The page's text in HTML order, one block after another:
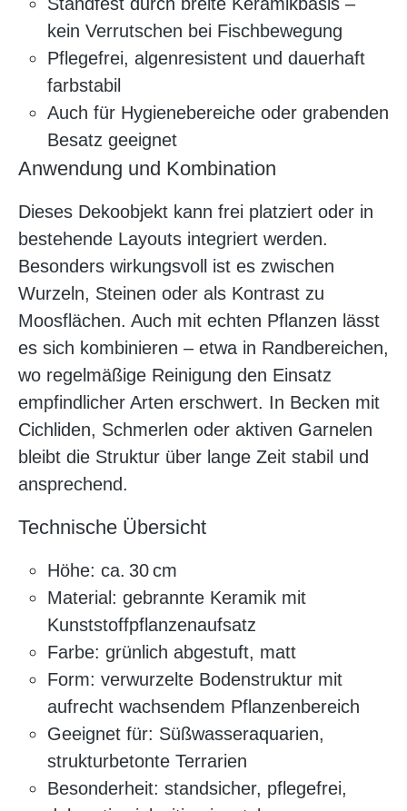
kein Verrutschen bei Fischbewegung
Pflegefrei, algenresistent und dauerhaft
farbstabil
Auch für Hygienebereiche oder grabenden
Besatz geeignet
Anwendung und Kombination
Dieses Dekoobjekt kann frei platziert oder in
bestehende Layouts integriert werden.
Besonders wirkungsvoll ist es zwischen
Wurzeln, Steinen oder als Kontrast zu
Moosflächen. Auch mit echten Pflanzen lässt
es sich kombinieren – etwa in Randbereichen,
wo regelmäßige Reinigung den Einsatz
empfindlicher Arten erschwert. In Becken mit
Cichliden, Schmerlen oder aktiven Garnelen
bleibt die Struktur über lange Zeit stabil und
ansprechend.
Technische Übersicht
Höhe: ca. 30 cm
Material: gebrannte Keramik mit
Kunststoffpflanzenaufsatz
Farbe: grünlich abgestuft, matt
Form: verwurzelte Bodenstruktur mit
aufrecht wachsendem Pflanzenbereich
Geeignet für: Süßwasseraquarien,
strukturbetonte Terrarien
Besonderheit: standsicher, pflegefrei,